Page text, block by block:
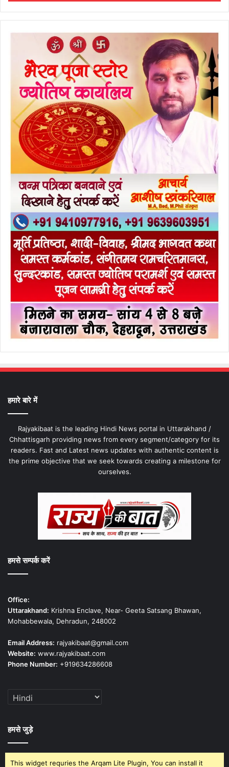
हमारे बारे में
Rajyakibaat is the leading Hindi News portal in Uttarakhand /
Chhattisgarh providing news from every segment/category for its
readers. Fast and Latest news updates with authentic content is
the prime objective that we seek towards creating a milestone for
ourselves.
हमसे सम्पर्क करें
Office:
Uttarakhand: Krishna Enclave, Near- Geeta Satsang Bhawan,
Mohabbewala, Dehradun, 248002
Email Address: rajyakibaat@gmail.com
Website: www.rajyakibaat.com
Phone Number: +919634286608
हमसे जुड़े
This widget requries the Arqam Lite Plugin, You can install it